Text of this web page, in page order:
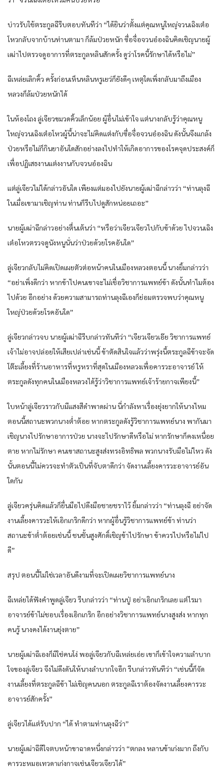
บ่าวรับใช้ตระกูลฉีรีบตอบทันทีว่า “ได้ยินว่าตั้งแต่คุณหนูใหญ่จวนเฉิงเต๋อ
โหวกลับจากบ้านท่านตามา ก็ล้มป่วยหนัก ซื่อจื่อจวนอ๋องฉินคิดเชิญนายผู้
เฒ่าไปตรวจดูอาการที่ตระกูลหลินสักครั้ง ดูว่าโรคนี้รักษาได้หรือไม่”
ฉีเหล่ยเลิกคิ้ว ครั้งก่อนเห็นหลินหรูเยว่ก็ยังดีๆ เหตุใดเพิ่งกลับมาถึงเมือง
หลวงก็ล้มป่วยหนักได้
ในห้องโถง ลู่เจียวขมวดคิ้วเล็กน้อย ผู้อื่นไม่เข้าใจ แต่นางกลับรู้ว่าคุณหนู
ใหญ่จวนเฉิงเต๋อโหวผู้นี้น่าจะไม่คิดแต่งกับซื่อจื่อจวนอ๋องฉิน ดังนั้นจึงแกล้ง
ป่วยหรือไม่ก็กินยาอันใดสักอย่างลงไปทำให้เกิดอาการของโรคจุดประสงค์ก็
เพื่อปฏิเสธงานแต่งงานกับจวนอ๋องฉิน
แต่ลู่เจียวไม่ได้กล่าวอันใด เพียงแต่มองไปยังนายผู้เฒ่าฉีกล่าวว่า “ท่านลุงฉี
ในเมื่อเขามาเชิญท่าน ท่านก็รีบไปดูสักหน่อยเถอะ”
นายผู้เฒ่าฉีกล่าวอย่างตื่นเต้นว่า “หรือว่าเจียวเจียวไปกับข้าด้วย ไปจวนเฉิง
เต๋อโหวตรวจดูนังหนูนั่นว่าป่วยด้วยโรคอันใด”
ลู่เจียวกลับไม่คิดเปิดเผยตัวต่อหน้าคนในเมืองหลวงตอนนี้ นางยิ้มกล่าวว่า
“อย่าเพิ่งดีกว่า หากข้าไปคนเขาจะไม่เชื่อวิชาการแพทย์ข้า ดังนั้นทำไมต้อง
ไปด้วย อีกอย่าง ด้วยความสามารถท่านลุงฉีเองก็ย่อมตรวจพบว่าคุณหนู
ใหญ่ป่วยด้วยโรคอันใด”
ลู่เจียวกล่าวจบ นายผู้เฒ่าฉีรีบกล่าวทันทีว่า “เจียวเจียวเอ๊ย วิชาการแพทย์
เจ้าไม่อาจปล่อยให้เสียเปล่าเช่นนี้ ข้าตัดสินใจแล้วว่าพรุ่งนี้ตระกูลฉีข้าจะจัด
โต๊ะเลี้ยงที่ร้านอาหารที่หรูหราที่สุดในเมืองหลวงเพื่อคารวะอาจารย์ ให้
ตระกูลดังทุกคนในเมืองหลวงได้รู้ว่าวิชาการแพทย์เจ้าร้ายกาจเพียงนี้”
ใบหน้าลู่เจียวราวกับมีแสงสีดำพาดผ่าน นี่กำลังหาเรื่องยุ่งยากให้นางไหม
ตอนนี้สถานะพวกนางต่ำต้อย หากตระกูลดังรู้วิชาการแพทย์นาง พากันมา
เชิญนางไปรักษาอาการป่วย นางจะไปรักษาดีหรือไม่ หากรักษาก็คงเหนื่อย
ตาย หากไม่รักษา คนเขาสถานะสูงส่งทรงอิทธิพล พวกนางรับมือไม่ไหว ดัง
นั้นตอนนี้ไม่ควรจะทำตัวเป็นที่จับตาดีกว่า จัดงานเลี้ยงคารวะอาจารย์อัน
ใดกัน
ลู่เจียวครุ่นคิดแล้วก็ยื่นมือไปดึงมือชายชราไว้ ยิ้มกล่าวว่า “ท่านลุงฉี อย่าจัด
งานเลี้ยงคารวะให้เอิกเกริกดีกว่า หากผู้อื่นรู้วิชาการแพทย์ข้า ท่านว่า
สถานะข้าต่ำต้อยเช่นนี้ ชนชั้นสูงศักดิ์เชิญข้าไปรักษา ข้าควรไปหรือไม่ไป
ดี”
สรุป ตอนนี้ไม่ใช่เวลาอันดีงามที่จะเปิดเผยวิชาการแพทย์นาง
ฉีเหล่ยได้ฟังคำพูดลู่เจียว รีบกล่าวว่า “ท่านปู่ อย่าเอิกเกริกเลย แต่ไรมา
อาจารย์ข้าไม่ชอบเรื่องเอิกเกริก อีกอย่างวิชาการแพทย์นางสูงส่ง หากทุก
คนรู้ นางคงได้งานยุ่งตาย”
นายผู้เฒ่าฉีเองก็มิใช่คนโง่ พอลู่เจียวกับฉีเหล่ยเอ่ย เขาก็เข้าใจความลำบาก
ใจของลู่เจียว จึงไม่ดึงดันให้นางลำบากใจอีก รีบกล่าวทันทีว่า “เช่นนี้ก็จัด
งานเลี้ยงที่ตระกูลฉีข้า ไม่เชิญคนนอก ตระกูลฉีเราต้องจัดงานเลี้ยงคารวะ
อาจารย์สักครั้ง”
ลู่เจียวได้แต่รับปาก “ได้ ทำตามท่านลุงฉีว่า”
นายผู้เฒ่าฉีดีใจตบหน้าขาฉาดหนึ่งกล่าวว่า “ตกลง หลานข้าเก่งมาก ถึงกับ
คารวะหมอเทวดาเก่งกาจเช่นเจียวเจียวได้”